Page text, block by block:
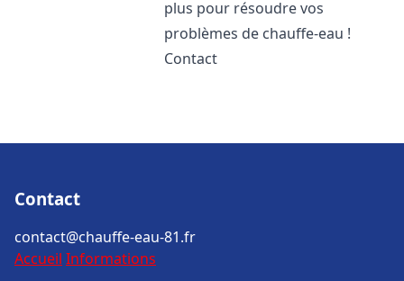
plus pour résoudre vos
problèmes de chauffe-eau !
Contact
Contact
contact@chauffe-eau-81.fr
Accueil Informations